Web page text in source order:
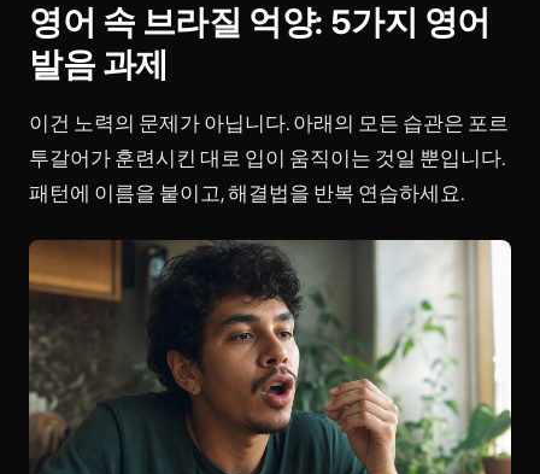
영어 속 브라질 억양: 5가지 영어
발음 과제
이건 노력의 문제가 아닙니다. 아래의 모든 습관은 포르
투갈어가 훈련시킨 대로 입이 움직이는 것일 뿐입니다.
패턴에 이름을 붙이고, 해결법을 반복 연습하세요.